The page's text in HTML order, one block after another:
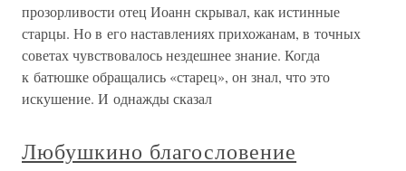
прозорливости отец Иоанн скрывал, как истинные
старцы. Но в его наставлениях прихожанам, в точных
советах чувствовалось нездешнее знание. Когда
к батюшке обращались «старец», он знал, что это
искушение. И однажды сказал
Любушкино благословение